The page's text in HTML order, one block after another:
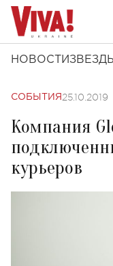
НОВОСТИ ЗВЕЗДЫ
СОБЫТИЯ 25.10.2019
Компания
курьеров